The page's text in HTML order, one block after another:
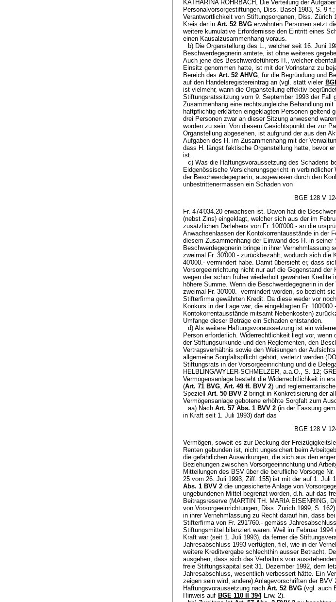
KATHARINA ROHRBACH, Die Verteilung der
Personalvorsorgestiftungen, Diss. Basel 1983, S. 9
Verantwortlichkeit von Stiftungsorganen, Diss. Zürich
Kreis der in Art. 52 BVG erwähnten Personen setzt
weitere kumulative Erfordernisse den Eintritt eines
einen Kausalzusammenhang voraus.
b) Die Organstellung des L., welcher seit 16. Juni
Beschwerdegegnerin amtete, ist ohne weiteres
Auch jene des Beschwerdeführers H., welcher
Einsitz genommen hatte, ist mit der Vorinstanz zu
Bereich des Art. 52 AHVG, für die Begründung und
auf den Handelsregistereintrag an (vgl. statt vieler
ist vielmehr, wann die Organstellung effektiv
Stiftungsratssitzung vom 9. September 1993 der Fall
Zusammenhang eine rechtsungleiche Behandlung
haftpflichtig erklärten eingeklagten Personen geltend
drei Personen zwar an dieser Sitzung anwesend
worden zu sein. Von diesem Gesichtspunkt der zur
Organstellung abgesehen, ist aufgrund der aus den
Aufgaben des H. im Zusammenhang mit der
dass H. längst faktische Organstellung hatte, bevor
ist.
c) Was die Haftungsvoraussetzung des Schadens
Eidgenössische Versicherungsgericht in
der Beschwerdegegnerin, ausgewiesen durch den
unbestrittenermassen ein Schaden von
BGE 128 V
Fr. 474'034.20 erwachsen ist. Davon hat die
(nebst Zins) eingeklagt, welcher sich aus der im
zusätzlichen Darlehens von Fr. 100'000.- an die
Anwachsenlassen der Kontokorrentausstände in der
diesem Zusammenhang der Einwand des H. in
Beschwerdegegnerin bringe in ihrer Vernehmlassung
zweimal Fr. 30'000.- zurückbezahlt, wodurch sich die
40'000.- vermindert habe. Damit übersieht er, dass
Vorsorgeeinrichtung nicht nur auf die Gegenstand
wegen der schon früher wiederholt gewährten Kredite
höhere Summe. Wenn die Beschwerdegegnerin in
zweimal Fr. 30'000.- vermindert worden, so bezieht
Stifterfirma gewährten Kredit. Da diese weder vor
Konkurs in der Lage war, die eingeklagten Fr.
Kontokorrentausstände mitsamt Nebenkosten)
Umfange dieser Beträge ein Schaden entstanden.
d) Als weitere Haftungsvoraussetzung ist ein
Person erforderlich. Widerrechtlichkeit liegt vor,
der Stiftungsurkunde und den Reglementen, den
Vertragsverhältnis sowie den Weisungen der
allgemeine Sorgfaltspflicht gehört, verletzt werden
Stiftungsrats in der Vorsorgeeinrichtung und die
HELBLING/WYLER-SCHMELZER, a.a.O., S. 12;
Vermögensanlage besteht die Widerrechtlichkeit in
(Art. 71 BVG, Art. 49 ff. BVV 2) und
Speziell Art. 50 BVV 2 bringt in Konkretisierung der
Vermögensanlage gebotene erhöhte Sorgfalt zum
aa) Nach Art. 57 Abs. 1 BVV 2 (in der Fassung
in Kraft seit 1. Juli 1993) darf das
BGE 128 V
Vermögen, soweit es zur Deckung der
Renten gebunden ist, nicht ungesichert beim
die gefährlichen Auswirkungen, die sich aus den
Beziehungen zwischen Vorsorgeeinrichtung und
Mitteilungen des BSV über die berufliche Vorsorge
25 vom 26. Juli 1993, Ziff. 155) ist mit der auf 1. Juli
Abs. 1 BVV 2 die ungesicherte Anlage von
ungebundenen Mittel begrenzt worden, d.h. auf das
Beitragsreserve (MARTIN TH. MARIA EISENRING,
von Vorsorgeeinrichtungen, Diss. Zürich 1999, S.
in ihrer Vernehmlassung zu Recht darauf hin, dass
Stifterfirma von Fr. 291'760.- gemäss
Stiftungsmittel bilanziert waren. Weil im Februar 1994
Kraft war (seit 1. Juli 1993), da ferner die
Jahresabschluss 1993 verfügten, fiel, wie in der
weitere Kreditvergabe schlechthin ausser Betracht.
ausgehen, dass sich das Verhältnis von
freie Stiftungskapital seit 31. Dezember 1992, dem
Jahresabschluss, wesentlich verbessert hätte. Ein
zeigen sein wird, andere) Anlagevorschriften der
Haftungsvoraussetzung nach Art. 52 BVG (vgl. auch
Hinweis auf BGE 110 II 394 Erw. 2).